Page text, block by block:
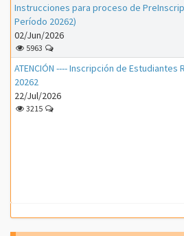
Instrucciones para proceso de
Período 20262)
02/Jun/2026
5963
ATENCIÓN ---- Inscripción de
20262
22/Jul/2026
3215